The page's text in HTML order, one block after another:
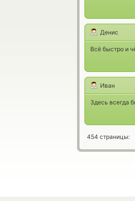
Денис
Всё быстро и
Иван
Здесь всегда
454 страницы: